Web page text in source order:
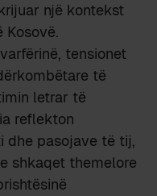
një kontekst
Kosovë.
tensionet
të
letrar të
reflekton
dhe pasojave të tij,
shkaqet themelore